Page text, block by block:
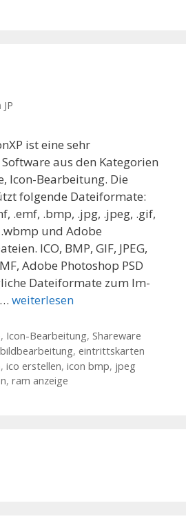
JP
ist eine sehr
aus den Kategorien
Icon-Bearbeitung. Die
folgende Dateiformate:
.emf, .bmp, .jpg, .jpeg, .gif,
und Adobe
ICO, BMP, GIF, JPEG,
Adobe Photoshop PSD
Dateiformate zum Im-
weiterlesen
, Icon-Bearbeitung, Shareware
, eintrittskarten
, ico erstellen, icon bmp, jpeg
, ram anzeige